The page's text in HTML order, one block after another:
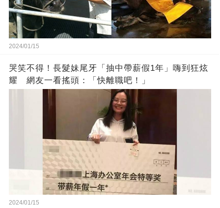
2024/01/15
哭笑不得！長髮妹尾牙「抽中帶薪假1年」嗨到狂炫
耀 網友一看搖頭：「快離職吧！」
2024/01/15